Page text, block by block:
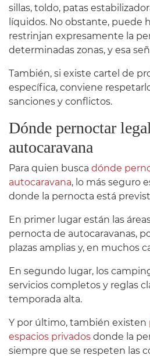
sillas, toldo, patas
líquidos. No obstante, puede
restrinjan expresamente la
determinadas zonas, y esa
También, si existe cartel de
específica, conviene
sanciones y conflictos.
Dónde pernoctar
autocaravana
Para quien busca dónde
autocaravana, lo más seguro
donde la pernocta está
En primer lugar están las
pernocta de autocaravanas,
plazas amplias y, en muchos
En segundo lugar, los
servicios completos y reglas
temporada alta.
Y por último, también existen
espacios privados donde la
siempre que se respeten las